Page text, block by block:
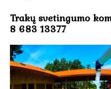
Trakų svetingumo
8 683 13377